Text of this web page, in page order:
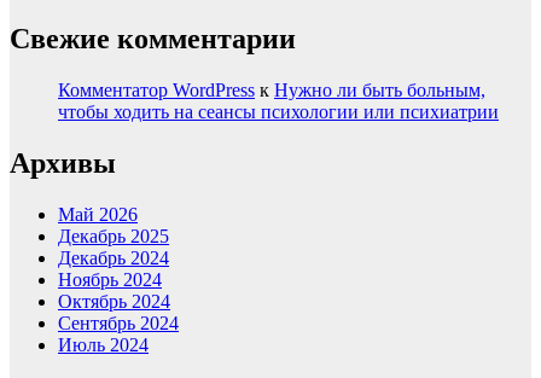
Свежие комментарии
Комментатор WordPress к Нужно ли быть больным,
чтобы ходить на сеансы психологии или психиатрии
Архивы
Май 2026
Декабрь 2025
Декабрь 2024
Ноябрь 2024
Октябрь 2024
Сентябрь 2024
Июль 2024